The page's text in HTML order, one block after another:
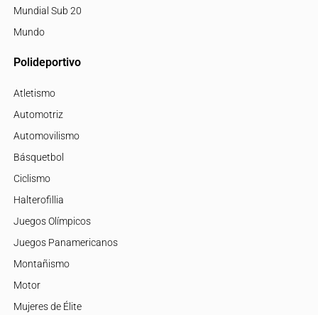
Mundial Sub 20
Mundo
Polideportivo
Atletismo
Automotriz
Automovilismo
Básquetbol
Ciclismo
Halterofillia
Juegos Olímpicos
Juegos Panamericanos
Montañismo
Motor
Mujeres de Élite